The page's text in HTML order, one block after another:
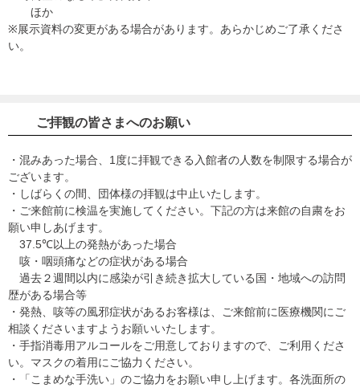
ほか
※展示資料の変更がある場合があります。あらかじめご了承くださ
い。
ご拝観の皆さまへのお願い
・混みあった場合、1度に拝観できる入館者の人数を制限する場合が
ございます。
・しばらくの間、団体様の拝観は中止いたします。
・ご来館前に検温を実施してください。下記の方は来館の自粛をお
願い申しあげます。
37.5℃以上の発熱があった場合
咳・咽頭痛などの症状がある場合
過去２週間以内に感染が引き続き拡大している国・地域への訪問
歴がある場合等
・発熱、咳等の風邪症状があるお客様は、ご来館前に医療機関にご
相談くださいますようお願いいたします。
・手指消毒用アルコールをご用意しておりますので、ご利用くださ
い。マスクの着用にご協力ください。
・「こまめな手洗い」のご協力をお願い申し上げます。各洗面所の